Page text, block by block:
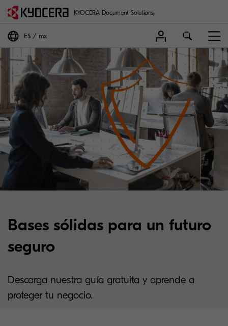
KYOCERA Document Solutions
ES mx
Bases sólidas para un futuro
seguro
Descarga nuestra guía gratuita y aprende a
proteger tu negocio.